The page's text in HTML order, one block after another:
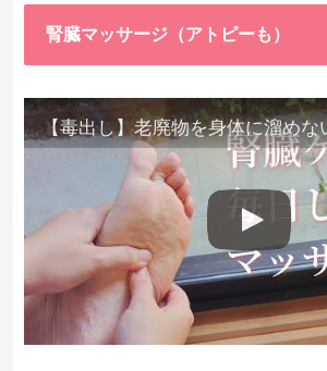
腎臓マッサージ（アトピーも）